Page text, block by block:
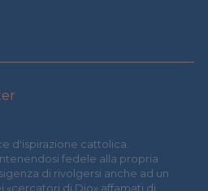
d'ispirazione cattolica.
fedele alla propria
di rivolgersi anche ad un
«cercatori di Dio» affamati di